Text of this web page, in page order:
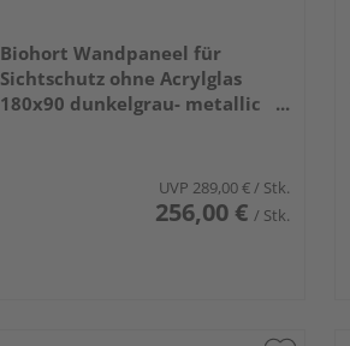
Biohort Wandpaneel für
Sichtschutz ohne Acrylglas
180x90 dunkelgrau- metallic
UVP 289,00 €/ Stk.
256,00 € / Stk.